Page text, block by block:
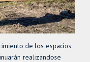
de los espacios
realizándose